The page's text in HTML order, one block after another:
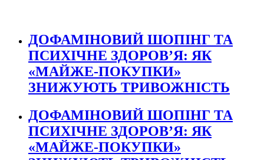
ДОФАМІНОВИЙ ШОПІНГ ТА
ПСИХІЧНЕ ЗДОРОВ’Я: ЯК
«МАЙЖЕ-ПОКУПКИ»
ЗНИЖУЮТЬ ТРИВОЖНІСТЬ
ДОФАМІНОВИЙ ШОПІНГ ТА
ПСИХІЧНЕ ЗДОРОВ’Я: ЯК
«МАЙЖЕ-ПОКУПКИ»